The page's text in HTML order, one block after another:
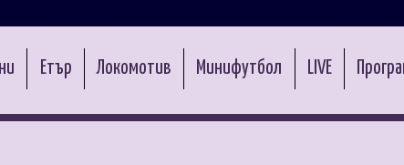
Етър Локомотив Минифутбол LIVE